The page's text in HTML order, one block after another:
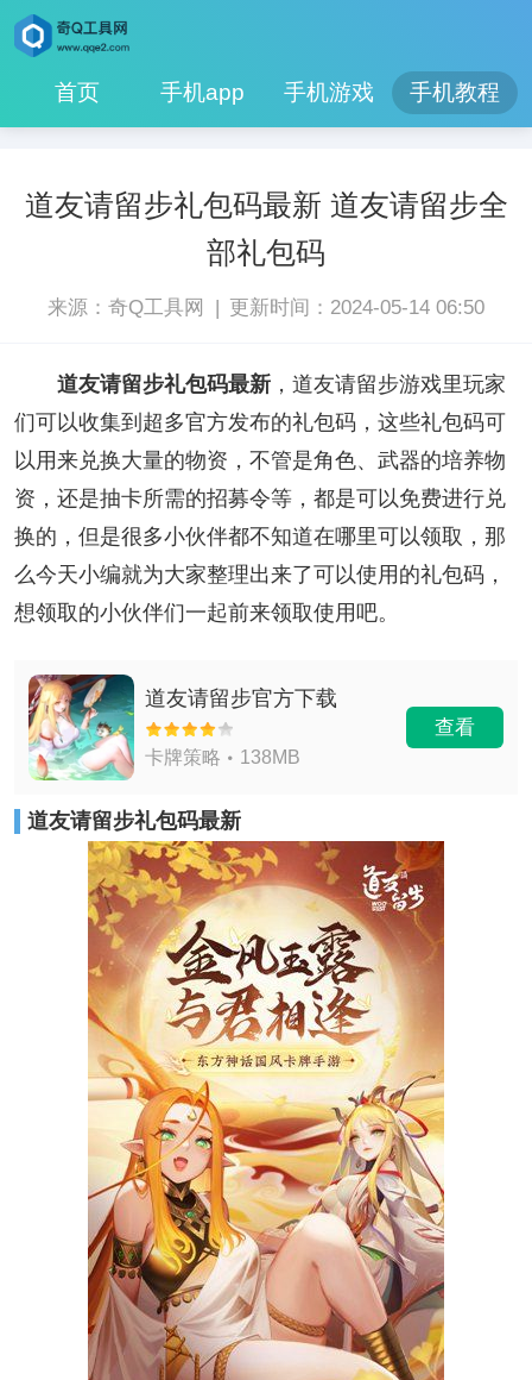
首页 手机app 手机游戏 手机教程
道友请留步礼包码最新 道友请留步全
部礼包码
来源：奇Q工具网 | 更新时间：2024-05-14 06:50
道友请留步礼包码最新，道友请留步游戏里玩家
们可以收集到超多官方发布的礼包码，这些礼包码可
以用来兑换大量的物资，不管是角色、武器的培养物
资，还是抽卡所需的招募令等，都是可以免费进行兑
换的，但是很多小伙伴都不知道在哪里可以领取，那
么今天小编就为大家整理出来了可以使用的礼包码，
想领取的小伙伴们一起前来领取使用吧。
道友请留步官方下载
卡牌策略 138MB
查看
道友请留步礼包码最新